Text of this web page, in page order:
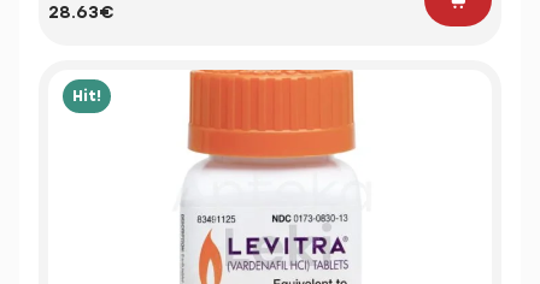
28.63€
Hit!